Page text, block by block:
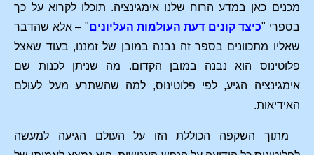
מכנים כאן במדע הרוח שלנו אימגינציה. תוכלו לקרוא על כך
בספרי "כיצד קונים דעת העולמות העליונים" – אלא שהדבר
שאליו מתכוונים בספר זה נבנה במובן של זמננו, בעוד שאצל
פלוטינוס הוא נבנה במובן הקדום. מה שניתן לכנות שם
אימגינציה הגיע, לפי פלוטינוס, למה שהשתרע מעל לעולם
האידיאות.
מתוך השקפה הכוללת הזו על העולם הגיעה למעשה